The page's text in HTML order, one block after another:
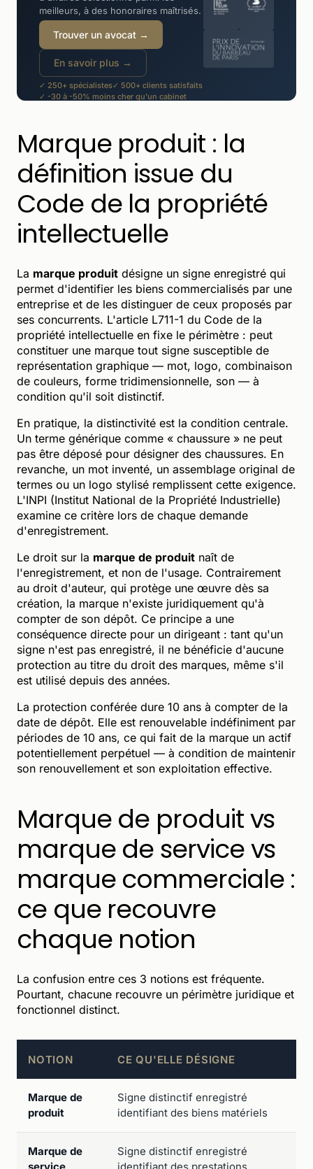
meilleurs, à des honoraires maîtrisés.
Trouver un avocat →
En savoir plus →
✓ 250+ spécialistes✓ 500+ clients satisfaits
✓ -30 à -50% moins cher qu'un cabinet
Marque produit : la
définition issue du
Code de la propriété
intellectuelle
La marque produit désigne un signe enregistré qui
permet d'identifier les biens commercialisés par une
entreprise et de les distinguer de ceux proposés par
ses concurrents. L'article L711-1 du Code de la
propriété intellectuelle en fixe le périmètre : peut
constituer une marque tout signe susceptible de
représentation graphique — mot, logo, combinaison
de couleurs, forme tridimensionnelle, son — à
condition qu'il soit distinctif.
En pratique, la distinctivité est la condition centrale.
Un terme générique comme « chaussure » ne peut
pas être déposé pour désigner des chaussures. En
revanche, un mot inventé, un assemblage original de
termes ou un logo stylisé remplissent cette exigence.
L'INPI (Institut National de la Propriété Industrielle)
examine ce critère lors de chaque demande
d'enregistrement.
Le droit sur la marque de produit naît de
l'enregistrement, et non de l'usage. Contrairement
au droit d'auteur, qui protège une œuvre dès sa
création, la marque n'existe juridiquement qu'à
compter de son dépôt. Ce principe a une
conséquence directe pour un dirigeant : tant qu'un
signe n'est pas enregistré, il ne bénéficie d'aucune
protection au titre du droit des marques, même s'il
est utilisé depuis des années.
La protection conférée dure 10 ans à compter de la
date de dépôt. Elle est renouvelable indéfiniment par
périodes de 10 ans, ce qui fait de la marque un actif
potentiellement perpétuel — à condition de maintenir
son renouvellement et son exploitation effective.
Marque de produit vs
marque de service vs
marque commerciale :
ce que recouvre
chaque notion
La confusion entre ces 3 notions est fréquente.
Pourtant, chacune recouvre un périmètre juridique et
fonctionnel distinct.
NOTION CE QU'ELLE DÉSIGNE
Marque de
produit
Signe distinctif enregistré
identifiant des biens matériels
Marque de
Signe distinctif enregistré